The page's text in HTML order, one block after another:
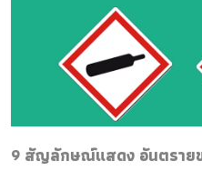
9 สัญลักษณ์แสดง อันตรายข